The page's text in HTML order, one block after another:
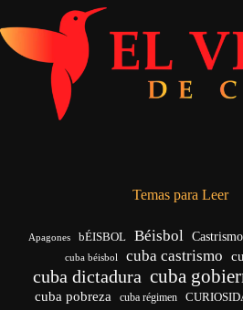
Temas para Leer
Apagones bÉISBOL Béisbol Castrismo
cuba béisbol cuba castrismo
cuba dictadura cuba
cuba pobreza cuba régimen